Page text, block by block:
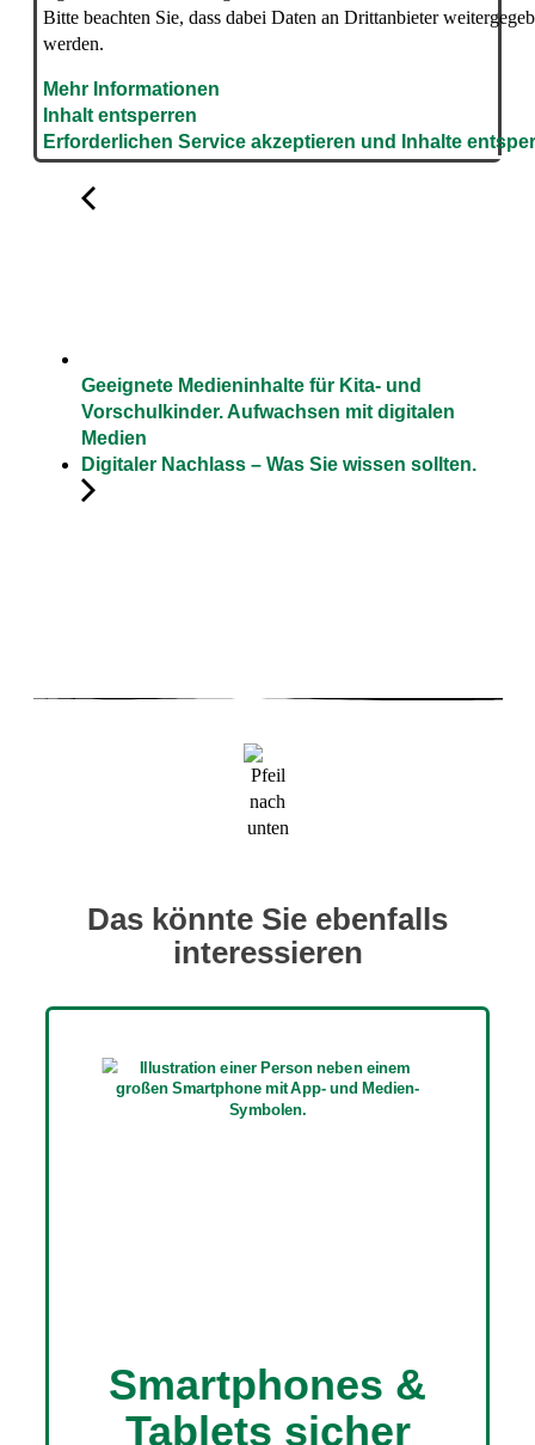
Bitte beachten Sie, dass dabei Daten an Drittanbieter
werden.
Mehr Informationen
Inhalt entsperren
Erforderlichen Service akzeptieren und Inhalte
Geeignete Medieninhalte für Kita- und
Vorschulkinder. Aufwachsen mit digitalen
Medien
Digitaler Nachlass – Was Sie wissen sollten.
Das könnte Sie ebenfalls
interessieren
Smartphones &
Tablets sicher